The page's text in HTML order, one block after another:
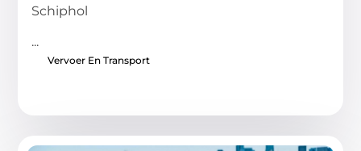
Schiphol
...
Vervoer En Transport